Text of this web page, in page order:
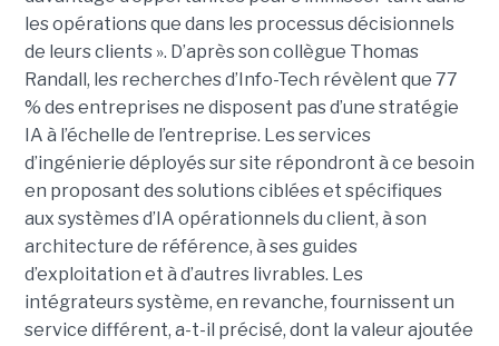
les opérations que dans les processus décisionnels
de leurs clients ». D’après son collègue Thomas
Randall, les recherches d’Info-Tech révèlent que 77
% des entreprises ne disposent pas d’une stratégie
IA à l’échelle de l’entreprise. Les services
d’ingénierie déployés sur site répondront à ce besoin
en proposant des solutions ciblées et spécifiques
aux systèmes d’IA opérationnels du client, à son
architecture de référence, à ses guides
d’exploitation et à d’autres livrables. Les
intégrateurs système, en revanche, fournissent un
service différent, a-t-il précisé, dont la valeur ajoutée